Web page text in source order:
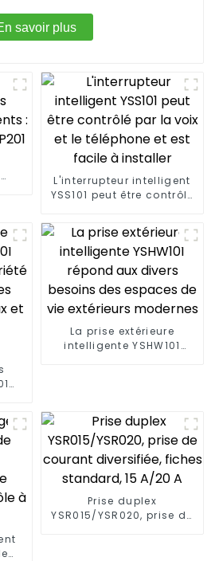
savoir plus
L'interrupteur intelligent
YSS101 peut être contrôlé
et est facile à installer
et
La prise extérieure
intelligente YSHW101
Prise duplex
YSR015/YSR020, prise de